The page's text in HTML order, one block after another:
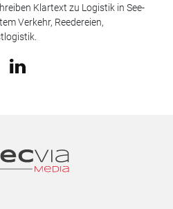
Klartext zu Logistik in See-
Verkehr, Reedereien,